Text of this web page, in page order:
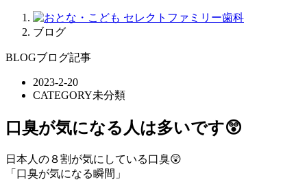
ブログ
BLOGブログ記事
2023-2-20
CATEGORY未分類
口臭が気になる人は多いです😲
日本人の８割が気にしている口臭😲
「口臭が気になる瞬間」